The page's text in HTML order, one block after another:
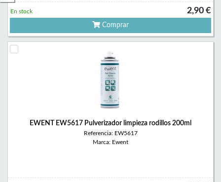
2,90 €
En stock
Comprar
EWENT EW5617 Pulverizador limpieza rodillos 200ml
Referencia: EW5617
Marca: Ewent